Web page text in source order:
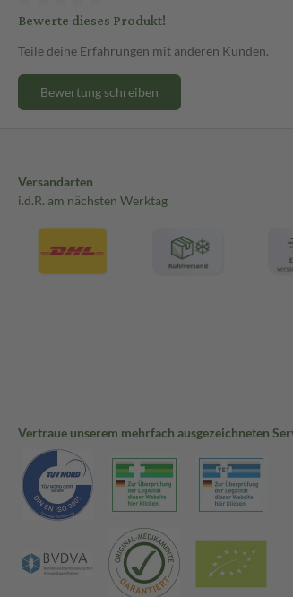
Bewerte dieses Produkt!
Teile deine Erfahrungen mit anderen Kunden.
Bewertung schreiben
Versandarten
i.d.R. am nächsten Werktag
Vertraue unserem mehrfach ausgezeichneten